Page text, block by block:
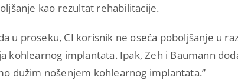
kao rezultat rehabilitacije.
u proseku, CI korisnik ne oseća poboljšanje u
kohlearnog implantata. Ipak, Zeh i Baumann
dužim nošenjem kohlearnog implantata.”